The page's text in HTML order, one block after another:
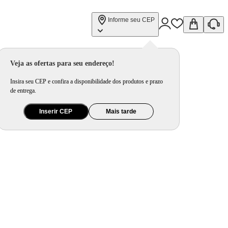
Informe seu CEP
Veja as ofertas para seu endereço!
Insira seu CEP e confira a disponibilidade dos produtos e prazo
de entrega.
Inserir CEP Mais tarde